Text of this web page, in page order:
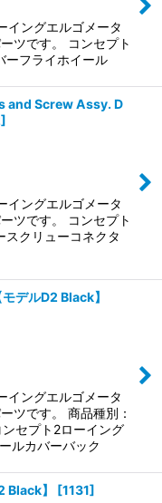
イングエルゴメータ
ツです。 コンセプト
ーフライホイール
and Screw Assy. D
]
イングエルゴメータ
ツです。 コンセプト
スクリューコネクタ
デルD2 Black】
イングエルゴメータ
ツです。 商品種別：
セプト2ローイング
ルカバーバック
】 [1131]